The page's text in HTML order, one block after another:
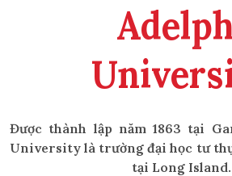
Được thành lập năm 1863 tại
University là trường đại học tư
tại Long Island.